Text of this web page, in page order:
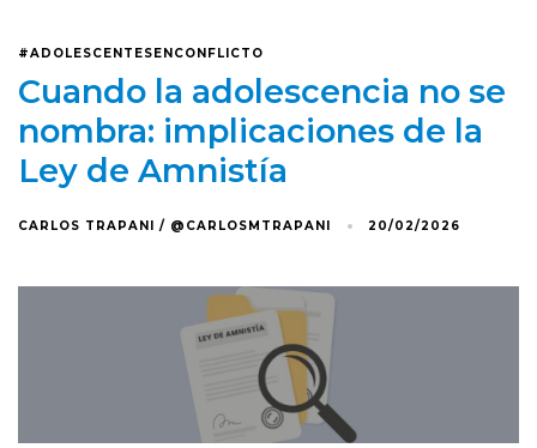
#ADOLESCENTESENCONFLICTO
Cuando la adolescencia no se
nombra: implicaciones de la
Ley de Amnistía
CARLOS TRAPANI / @CARLOSMTRAPANI 20/02/2026